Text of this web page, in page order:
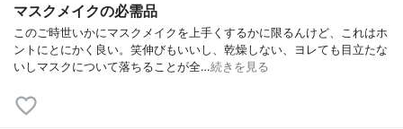
マスクメイクの必需品
このご時世いかにマスクメイクを上手くするかに限るんけど、これはホ
ントにとにかく良い。笑伸びもいいし、乾燥しない、ヨレても目立たな
いしマスクについて落ちることが全…続きを見る